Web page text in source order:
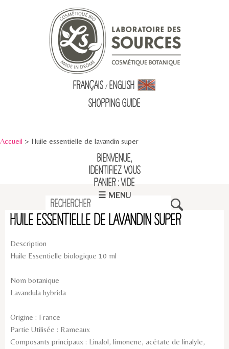
Français / English
Shopping Guide
Accueil > Huile essentielle de lavandin super
Bienvenue,
identifiez vous
Panier : vide
☰ MENU
Huile essentielle de lavandin super
Description
Huile Essentielle biologique 10 ml
Nom botanique
Lavandula hybrida
Origine : France
Partie Utilisée : Rameaux
Composants principaux : Linalol, limonene, acétate de linalyle,